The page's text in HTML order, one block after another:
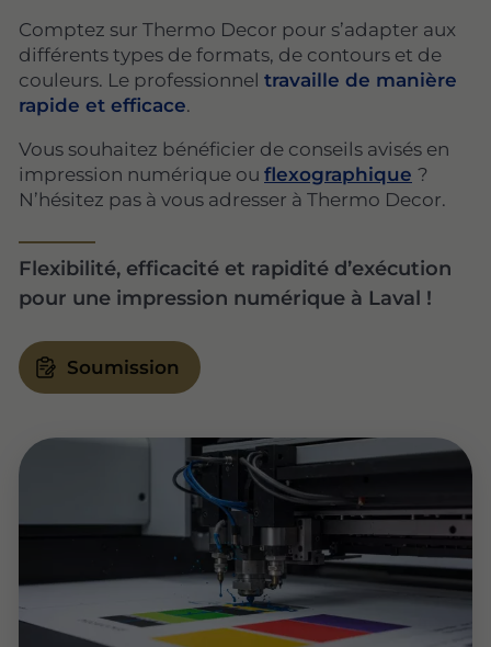
Comptez sur Thermo Decor pour s’adapter aux
différents types de formats, de contours et de
couleurs. Le professionnel travaille de manière
rapide et efficace.
Vous souhaitez bénéficier de conseils avisés en
impression numérique ou flexographique ?
N’hésitez pas à vous adresser à Thermo Decor.
Flexibilité, efficacité et rapidité d’exécution
pour une impression numérique à Laval !
Soumission